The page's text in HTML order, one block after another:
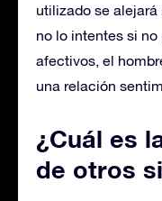
utilizado se
no lo intentes si
afectivos, el
una relación
¿Cuál es
de otros